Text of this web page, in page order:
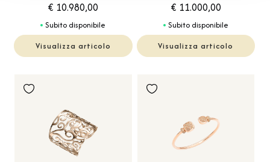
€ 10.980,00
Subito disponibile
Visualizza articolo
€ 11.000,00
Subito disponibile
Visualizza articolo